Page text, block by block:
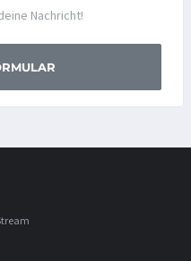
Nachricht!